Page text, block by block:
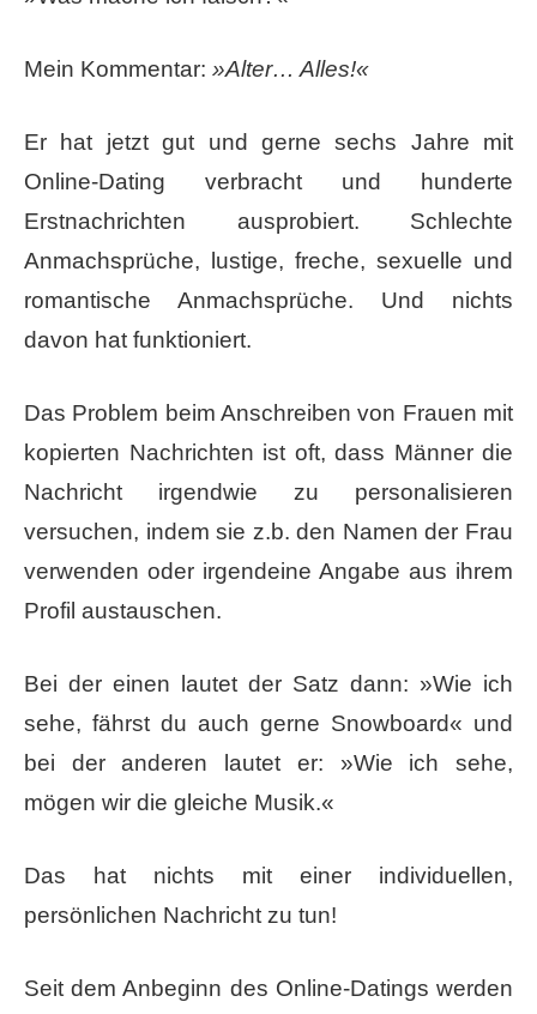
Mein Kommentar: »Alter… Alles!«
Er hat jetzt gut und gerne sechs Jahre mit
Online-Dating verbracht und hunderte
Erstnachrichten ausprobiert. Schlechte
Anmachsprüche, lustige, freche, sexuelle und
romantische Anmachsprüche. Und nichts
davon hat funktioniert.
Das ​Problem beim Anschreiben von Frauen mit
kopierten Nachrichten​ ist oft, dass Männer die
Nachricht irgendwie zu personalisieren
versuchen, indem sie z.b. den Namen der Frau
verwenden oder irgendeine Angabe aus ihrem
Profil austauschen.
Bei der einen lautet der Satz dann: »Wie ich
sehe, fährst du auch gerne Snowboard« und
bei der anderen lautet er: »Wie ich sehe,
mögen wir die gleiche Musik.«
Das hat ​nichts​ mit einer individuellen,
persönlichen Nachricht zu tun!
Seit dem Anbeginn des Online-Datings werden